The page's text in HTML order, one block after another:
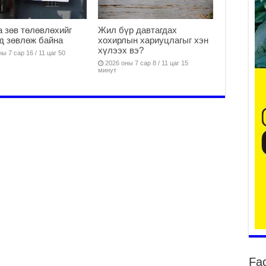
зөв төлөвлөхийг
зөвлөж байна
7 сар 16 / 11 цаг 50
Жил бүр давтагдах
хохирлын хариуцлагыг хэн
хүлээх вэ?
2026 оны 7 сар 8 / 11 цаг 15
минут